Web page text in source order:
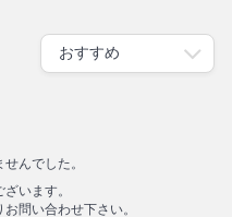
んでした。
います。
お問い合わせ下さい。